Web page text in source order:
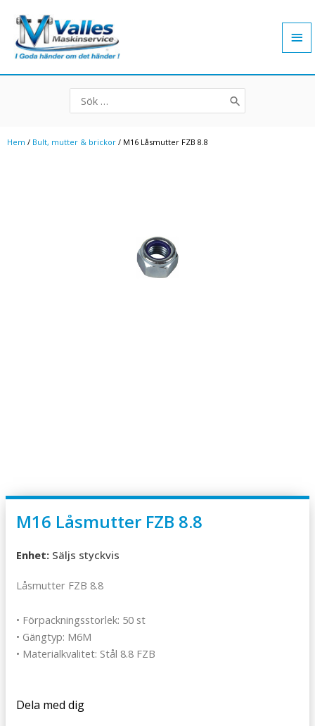
innehåll
Search
for:
Hem / Bult, mutter & brickor / M16 Låsmutter FZB 8.8
M16 Låsmutter FZB 8.8
Enhet: Säljs styckvis
Låsmutter FZB 8.8
• Förpackningsstorlek: 50 st
• Gängtyp: M6M
• Materialkvalitet: Stål 8.8 FZB
Dela med dig